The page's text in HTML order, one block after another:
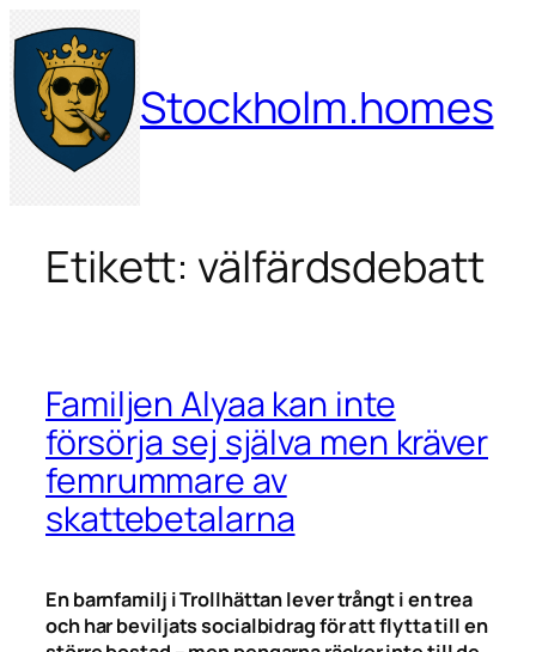
Hoppa
till
innehåll
Stockholm.homes
Etikett: välfärdsdebatt
Familjen Alyaa kan inte
försörja sej själva men kräver
femrummare av
skattebetalarna
En barnfamilj i Trollhättan lever trångt i en trea
och har beviljats socialbidrag för att flytta till en